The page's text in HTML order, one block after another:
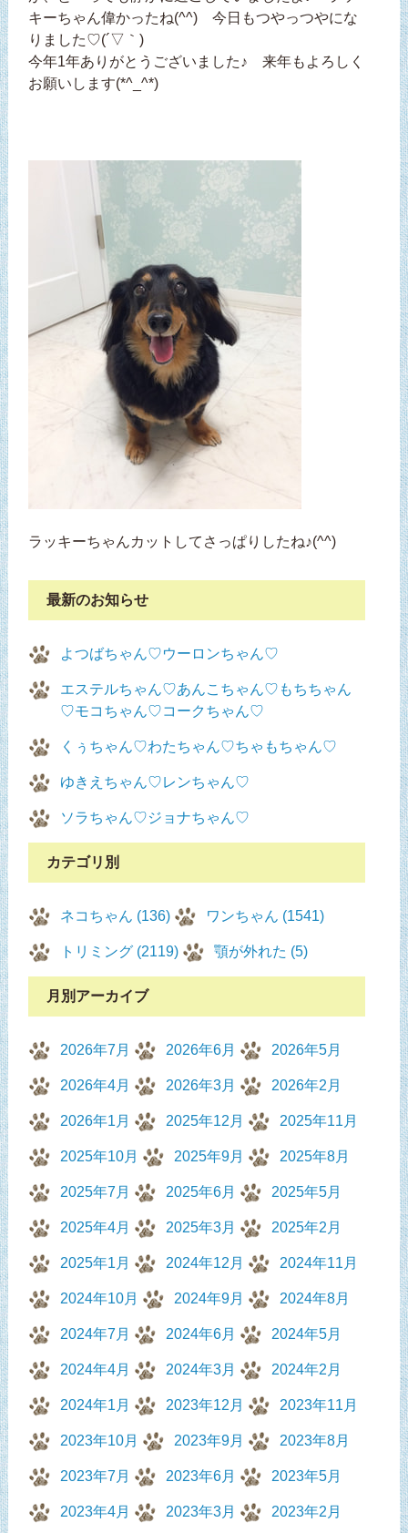
キーちゃん偉かったね(^^) 今日もつやっつやにな
りました♡(´▽｀)
今年1年ありがとうございました♪ 来年もよろしく
お願いします(*^_^*)
ラッキーちゃんカットしてさっぱりしたね♪(^^)
最新のお知らせ
よつばちゃん♡ウーロンちゃん♡
エステルちゃん♡あんこちゃん♡もちちゃん
♡モコちゃん♡コークちゃん♡
くぅちゃん♡わたちゃん♡ちゃもちゃん♡
ゆきえちゃん♡レンちゃん♡
ソラちゃん♡ジョナちゃん♡
カテゴリ別
ネコちゃん (136) ワンちゃん (1541)
トリミング (2119) 顎が外れた (5)
月別アーカイブ
2026年7月 2026年6月 2026年5月
2026年4月 2026年3月 2026年2月
2026年1月 2025年12月 2025年11月
2025年10月 2025年9月 2025年8月
2025年7月 2025年6月 2025年5月
2025年4月 2025年3月 2025年2月
2025年1月 2024年12月 2024年11月
2024年10月 2024年9月 2024年8月
2024年7月 2024年6月 2024年5月
2024年4月 2024年3月 2024年2月
2024年1月 2023年12月 2023年11月
2023年10月 2023年9月 2023年8月
2023年7月 2023年6月 2023年5月
2023年4月 2023年3月 2023年2月